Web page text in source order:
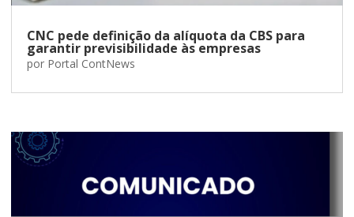
CNC pede definição da alíquota da CBS para
garantir previsibilidade às empresas
por Portal ContNews